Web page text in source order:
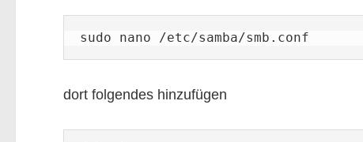
sudo nano /etc/samba/smb.conf
dort folgendes hinzufügen